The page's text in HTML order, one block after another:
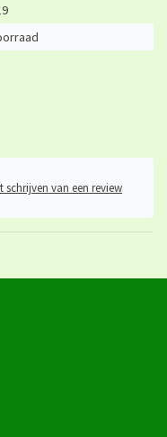
van een review